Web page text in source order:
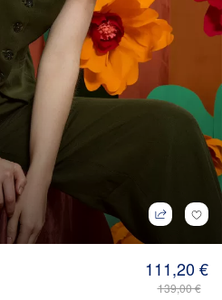
139,00 €
111,20 €